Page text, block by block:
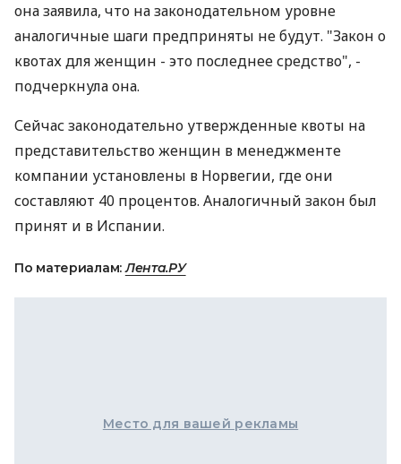
она заявила, что на законодательном уровне
аналогичные шаги предприняты не будут. "Закон о
квотах для женщин - это последнее средство", -
подчеркнула она.
Сейчас законодательно утвержденные квоты на
представительство женщин в менеджменте
компании установлены в Норвегии, где они
составляют 40 процентов. Аналогичный закон был
принят и в Испании.
По материалам:Лента.РУ
Место для вашей рекламы